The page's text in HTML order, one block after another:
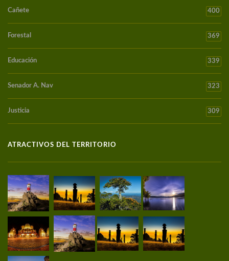
Cañete 400
Forestal 369
Educación 339
Senador A. Nav 323
Justicia 309
ATRACTIVOS DEL TERRITORIO